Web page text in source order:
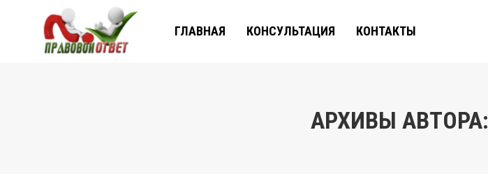
ГЛАВНАЯ КОНСУЛЬТАЦИЯ КОНТАКТЫ
АРХИВЫ АВТОРА: